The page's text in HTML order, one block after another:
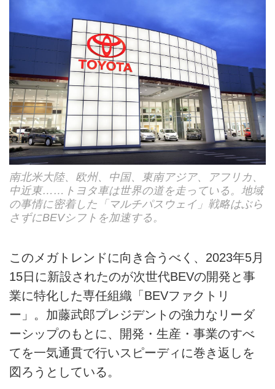
南北米大陸、欧州、中国、東南アジア、アフリカ、
中近東……トヨタ車は世界の道を走っている。地域
の事情に密着した「マルチパスウェイ」戦略はぶら
さずにBEVシフトを加速する。
このメガトレンドに向き合うべく、2023年5月
15日に新設されたのが次世代BEVの開発と事
業に特化した専任組織「BEVファクトリ
ー」。加藤武郎プレジデントの強力なリーダ
ーシップのもとに、開発・生産・事業のすべ
てを一気通貫で行いスピーディに巻き返しを
図ろうとしている。